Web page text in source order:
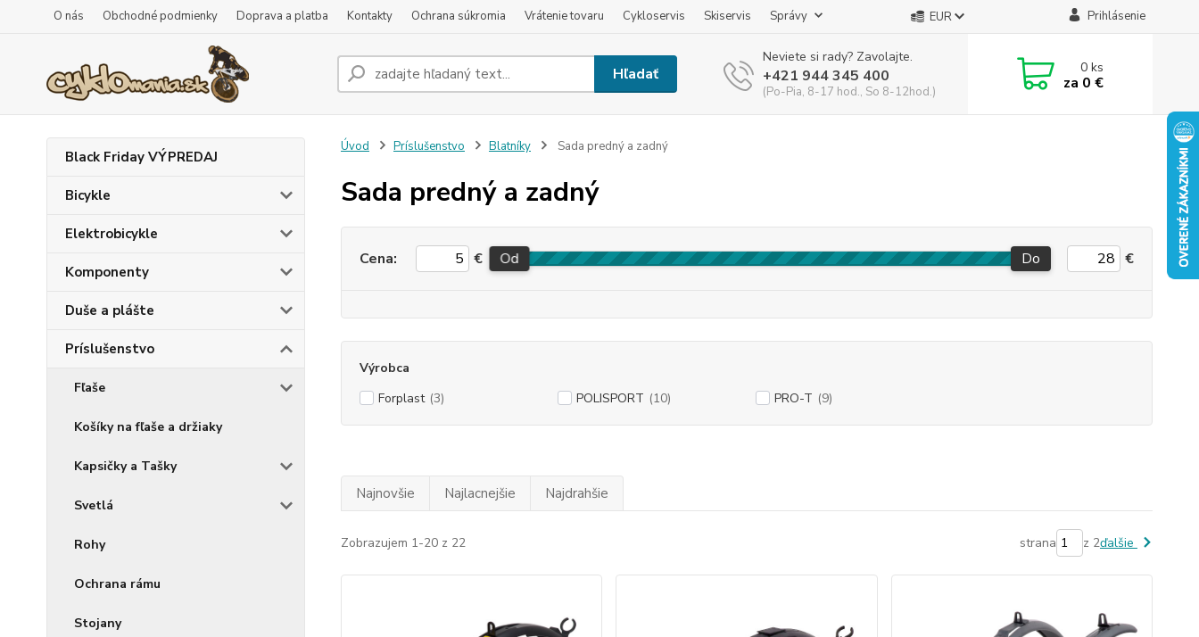
O nás Obchodné podmienky Doprava a platba Kontakty Ochrana súkromia Vrátenie tovaru Cykloservis Skiservis Správy EUR Prihlásenie
Hľadať
Neviete si rady? Zavolajte.
+421 944 345 400
(Po-Pia, 8-17 hod., So 8-12hod.)
0ks
za 0 €
Black Friday VÝPREDAJ
Bicykle
Elektrobicykle
Komponenty
Duše a plášte
Príslušenstvo
Fľaše
Košíky na fľaše a držiaky
Kapsičky a Tašky
Svetlá
Rohy
Ochrana rámu
Stojany
Úvod Príslušenstvo Blatníky Sada predný a zadný
Sada predný a zadný
Cena: € Od Do €
Výrobca
Forplast (3) POLISPORT (10) PRO-T (9)
Najnovšie Najlacnejšie Najdrahšie
Zobrazujem 1-20 z 22 strana z 2ďalšie